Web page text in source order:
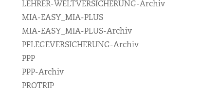
LEHRER-WELTVERSICHERUNG-Archiv
MIA-EASY_MIA-PLUS
MIA-EASY_MIA-PLUS-Archiv
PFLEGEVERSICHERUNG-Archiv
PPP
PPP-Archiv
PROTRIP